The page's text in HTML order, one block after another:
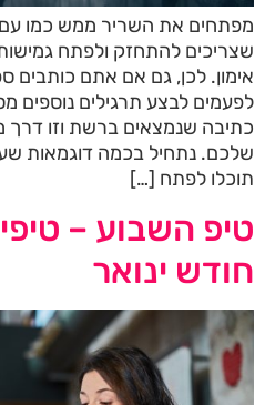
מפתחים את השריר ממש כמו עם
שצריכים להתחזק ולפתח
אימון. לכן, גם אם אתם כותבים
לפעמים לבצע תרגילים נוספים
כתיבה שנמצאים ברשת וזו
שלכם. נתחיל בכמה דוגמאות
תוכלו לפתח […]
טיפ השבוע –
חודש ינואר